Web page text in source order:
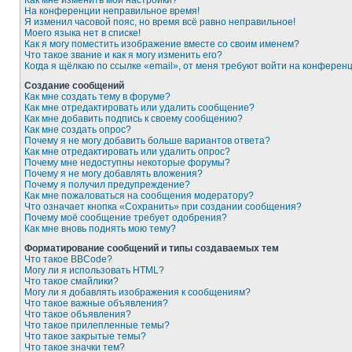
На конференции неправильное время!
Я изменил часовой пояс, но время всё равно неправильное!
Моего языка нет в списке!
Как я могу поместить изображение вместе со своим именем?
Что такое звание и как я могу изменить его?
Когда я щёлкаю по ссылке «email», от меня требуют войти на
Создание сообщений
Как мне создать тему в форуме?
Как мне отредактировать или удалить сообщение?
Как мне добавить подпись к своему сообщению?
Как мне создать опрос?
Почему я не могу добавить больше вариантов ответа?
Как мне отредактировать или удалить опрос?
Почему мне недоступны некоторые форумы?
Почему я не могу добавлять вложения?
Почему я получил предупреждение?
Как мне пожаловаться на сообщения модератору?
Что означает кнопка «Сохранить» при создании сообщения?
Почему моё сообщение требует одобрения?
Как мне вновь поднять мою тему?
Форматирование сообщений и типы создаваемых тем
Что такое BBCode?
Могу ли я использовать HTML?
Что такое смайлики?
Могу ли я добавлять изображения к сообщениям?
Что такое важные объявления?
Что такое объявления?
Что такое прилепленные темы?
Что такое закрытые темы?
Что такое значки тем?